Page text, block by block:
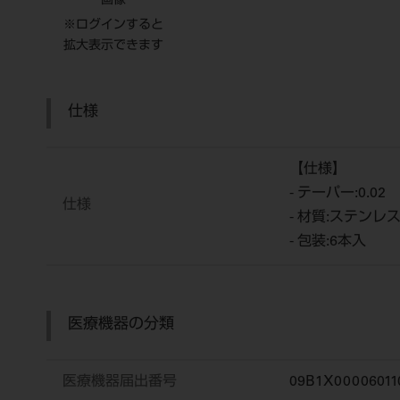
※ログインすると
拡大表示できます
仕様
仕様
【仕様】
- テーパー:0.02
- 材質:ステンレ
- 包装:6本入
医療機器の分類
医療機器届出番号